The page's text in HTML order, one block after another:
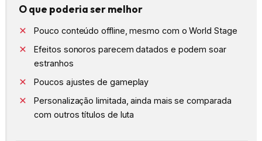
O que poderia ser melhor
Pouco conteúdo offline, mesmo com o World Stage
Efeitos sonoros parecem datados e podem soar
estranhos
Poucos ajustes de gameplay
Personalização limitada, ainda mais se comparada
com outros títulos de luta